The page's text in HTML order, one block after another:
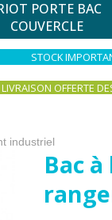
PORTE BAC
COUVERCLE
STOCK
LIVRAISON OFFERTE
industriel
Bac